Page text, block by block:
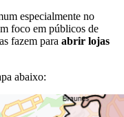
especialmente no
foco em públicos de
fazem para abrir lojas
abaixo: